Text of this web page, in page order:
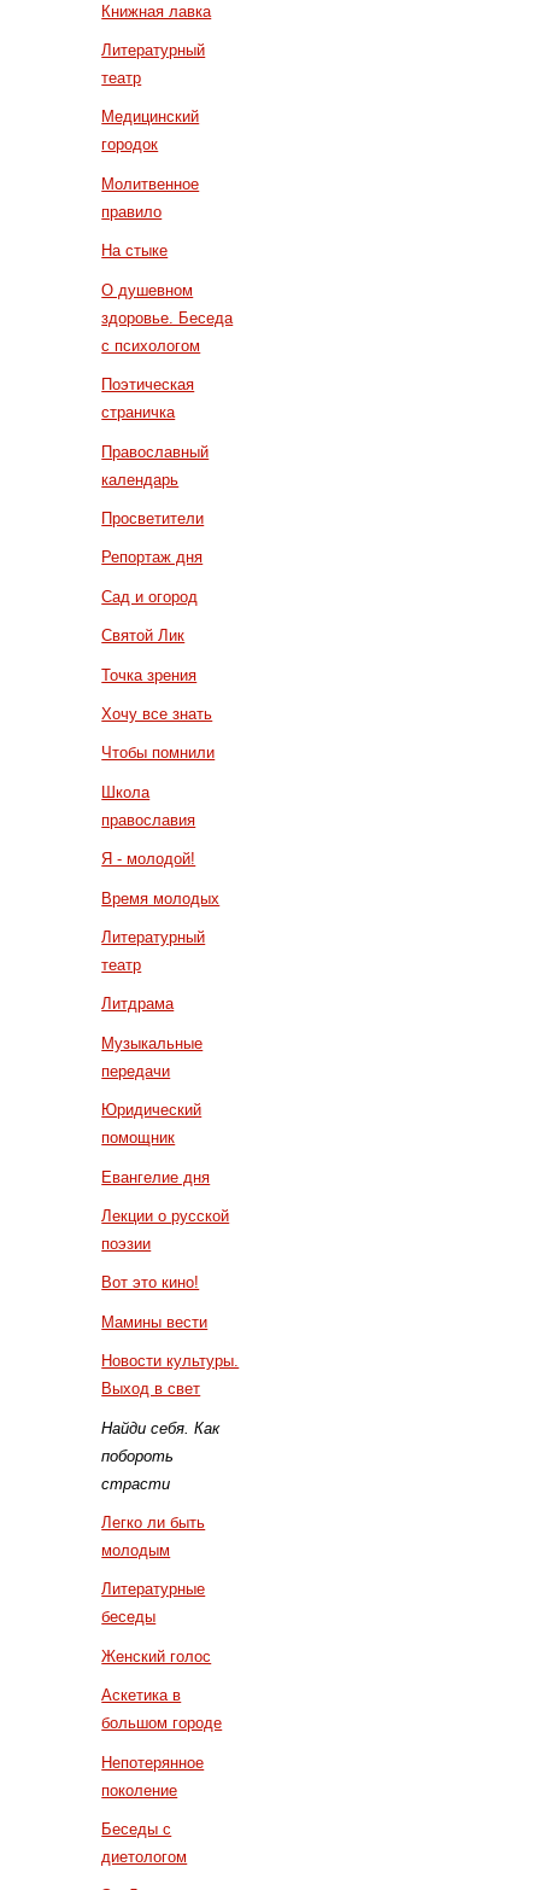
Книжная лавка
Литературный
театр
Медицинский
городок
Молитвенное
правило
На стыке
О душевном
здоровье. Беседа
с психологом
Поэтическая
страничка
Православный
календарь
Просветители
Репортаж дня
Сад и огород
Святой Лик
Точка зрения
Хочу все знать
Чтобы помнили
Школа
православия
Я - молодой!
Время молодых
Литературный
театр
Литдрама
Музыкальные
передачи
Юридический
помощник
Евангелие дня
Лекции о русской
поэзии
Вот это кино!
Мамины вести
Новости культуры.
Выход в свет
Найди себя. Как
побороть
страсти
Легко ли быть
молодым
Литературные
беседы
Женский голос
Аскетика в
большом городе
Непотерянное
поколение
Беседы с
диетологом